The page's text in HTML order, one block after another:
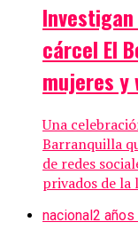
cárcel El
mujeres y
Una
Barranquilla
de redes
privados de la
nacional2 años